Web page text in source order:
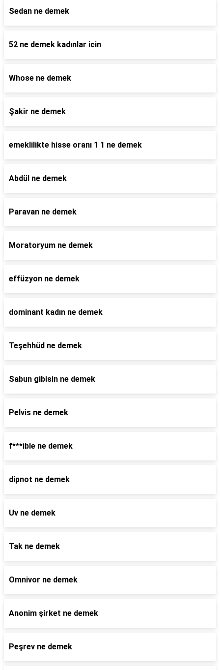
Sedan ne demek
52 ne demek kadınlar icin
Whose ne demek
Şakir ne demek
emeklilikte hisse oranı 1 1 ne demek
Abdül ne demek
Paravan ne demek
Moratoryum ne demek
effüzyon ne demek
dominant kadın ne demek
Teşehhüd ne demek
Sabun gibisin ne demek
Pelvis ne demek
f***ible ne demek
dipnot ne demek
Uv ne demek
Tak ne demek
Omnivor ne demek
Anonim şirket ne demek
Peşrev ne demek